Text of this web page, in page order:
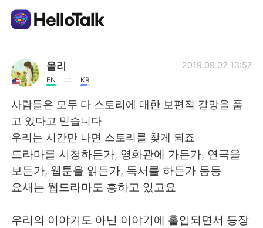
언어 교환 앱
AI Grammar Checker
한국어
English 简体中文
올리
EN KR
2019.09.02 13:57
사람들은 모두 다 스토리에 대한 보편적 갈망을 품
고 있다고 믿습니다
우리는 시간만 나면 스토리를 찾게 되죠
드라마를 시청하든가, 영화관에 가든가, 연극을
보든가, 웹툰을 읽든가, 독서를 하든가 등등
요새는 웹드라마도 흥하고 있고요
우리의 이야기도 아닌 이야기에 홀입되면서 등장